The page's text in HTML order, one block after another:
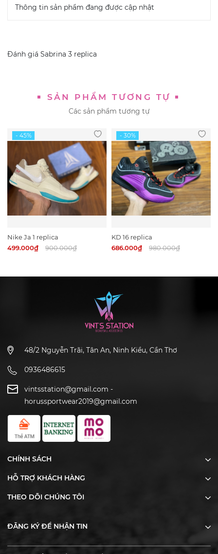
Thông tin sản phẩm đang được cập nhật
Đánh giá Sabrina 3 replica
SẢN PHẨM TƯƠNG TỰ
Các sản phẩm tương tự
Nike Ja 1 replica
499.000₫
900.000₫
KD 16 replica
686.000₫
980.000₫
48/2 Nguyễn Trãi, Tân An, Ninh Kiều, Cần Thơ
0936486615
vintsstation@gmail.com -
horussportwear2019@gmail.com
CHÍNH SÁCH
HỖ TRỢ KHÁCH HÀNG
THEO DÕI CHÚNG TÔI
ĐĂNG KÝ ĐỂ NHẬN TIN